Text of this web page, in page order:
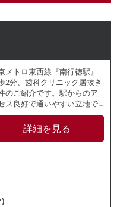
メトロ東西線『南行徳駅』
2分、歯科クリニック居抜き
のご紹介です。駅からのア
ス良好で通いやすい立地で
造作代無償のため、類似業
ご希望の方におすすめ！諸条
等、お気軽にお問合せくださ
詳細を見る
)